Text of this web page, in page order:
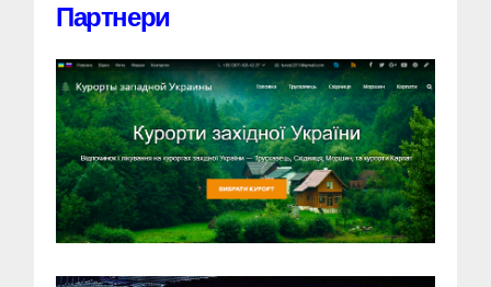
Партнери